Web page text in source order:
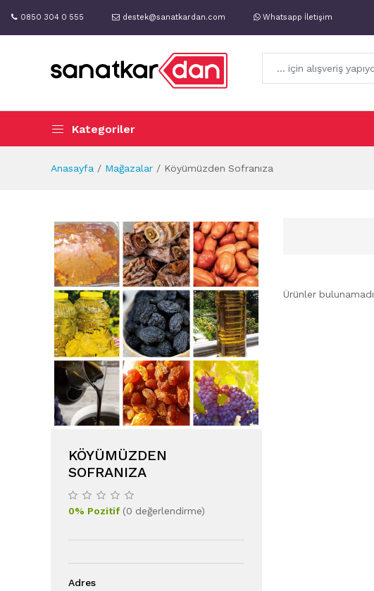
0850 304 0 555 destek@sanatkardan.com Whatsapp İletişim
Kategoriler
Anasayfa Mağazalar Köyümüzden Sofranıza
KÖYÜMÜZDEN
SOFRANIZA
0% Pozitif(0 değerlendirme)
Adres
Ürünler bulunamadı